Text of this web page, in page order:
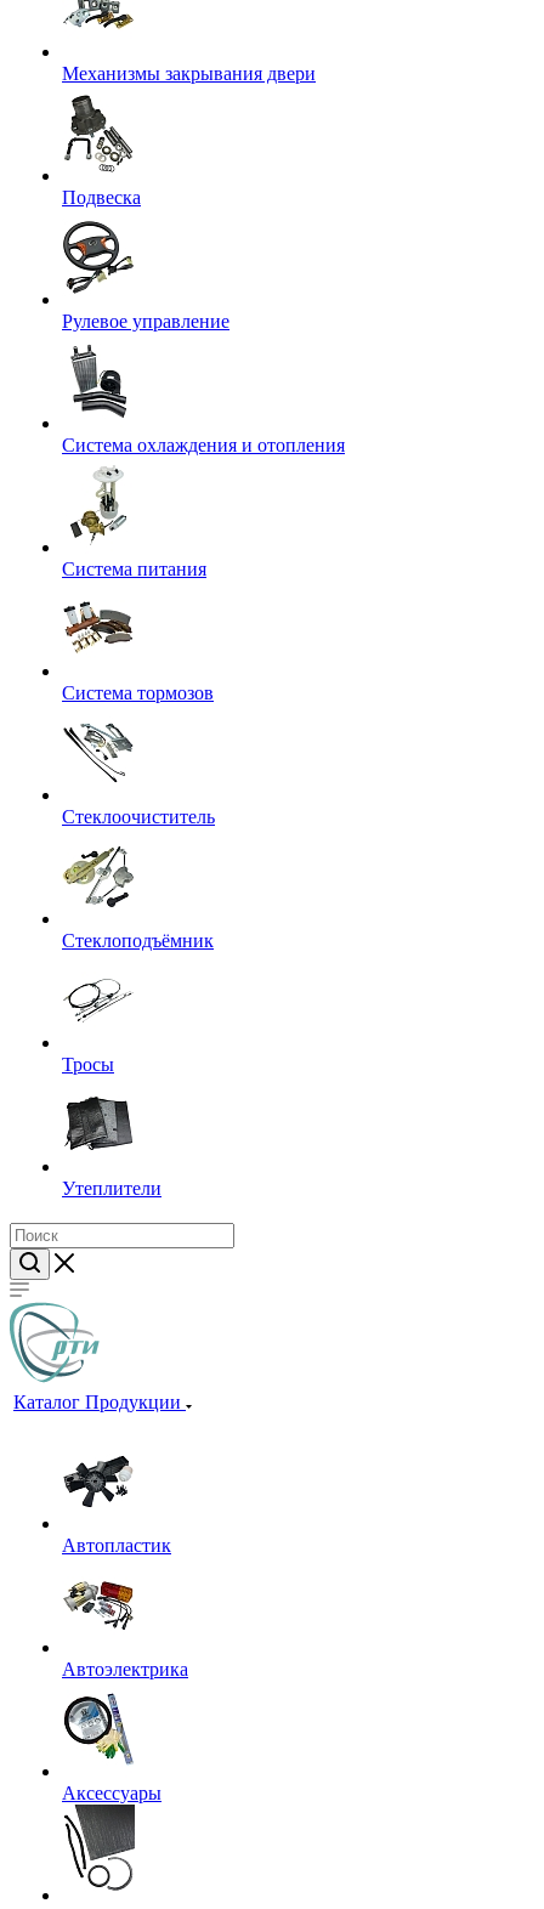
Механизмы закрывания двери
Подвеска
Рулевое управление
Система охлаждения и отопления
Система питания
Система тормозов
Стеклоочиститель
Стеклоподъёмник
Тросы
Утеплители
Каталог Продукции
Автопластик
Автоэлектрика
Аксессуары